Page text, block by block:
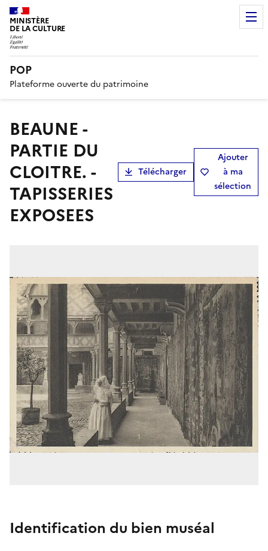
MINISTÈRE
DE LA CULTURE
POP
Plateforme ouverte du patrimoine
BEAUNE -
PARTIE DU
CLOITRE. -
TAPISSERIES
EXPOSEES
Télécharger
Ajouter
à ma
sélection
Identification du bien muséal